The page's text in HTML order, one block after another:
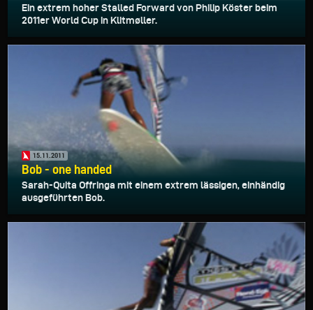
Ein extrem hoher Stalled Forward von Philip Köster beim
2011er World Cup in Klitmøller.
15.11.2011
Bob - one handed
Sarah-Quita Offringa mit einem extrem lässigen, einhändig
ausgeführten Bob.